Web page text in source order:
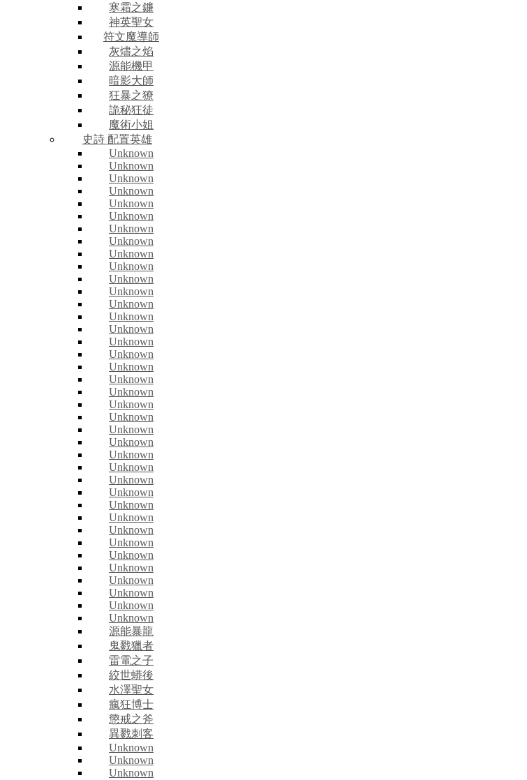
寒霜之鐮
神英聖女
符文魔導師
灰燼之焰
源能機甲
暗影大師
狂暴之獠
詭秘狂徒
魔術小姐
史詩 配置英雄
Unknown
Unknown
Unknown
Unknown
Unknown
Unknown
Unknown
Unknown
Unknown
Unknown
Unknown
Unknown
Unknown
Unknown
Unknown
Unknown
Unknown
Unknown
Unknown
Unknown
Unknown
Unknown
Unknown
Unknown
Unknown
Unknown
Unknown
Unknown
Unknown
Unknown
Unknown
Unknown
Unknown
Unknown
Unknown
Unknown
Unknown
Unknown
源能暴龍
鬼戮獵者
雷電之子
絞世蟒後
水澤聖女
瘋狂博士
懲戒之斧
異戮刺客
Unknown
Unknown
Unknown